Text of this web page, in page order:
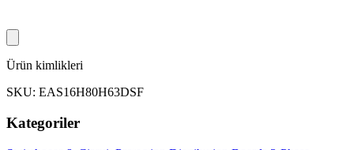
Ürün kimlikleri
SKU: EAS16H80H63DSF
Kategoriler